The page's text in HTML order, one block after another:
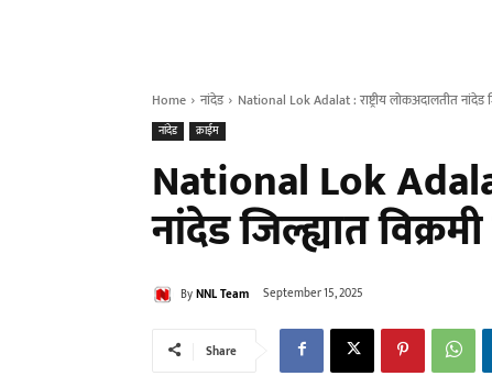
Home नांदेड National Lok Adalat : राष्ट्रीय लोकअदालतीत नांदेड
नांदेड क्राईम
National Lok
नांदेड जिल्ह्यात
ByNNL Team September 15, 2025
Share